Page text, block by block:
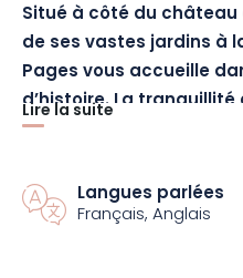
Situé à côté du château
de ses vastes jardins à
Pages vous accueille
d’histoire.La tranquillité
calme et au repos,
D’ailleurs, le Séjour «
Lire la suite
Langues parlées
Français, Anglais